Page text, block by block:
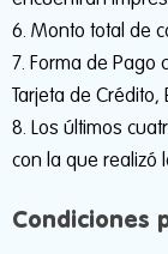
Monto total de
Forma de Pago
Tarjeta de Crédito,
Los últimos
con la que realizó
Condiciones